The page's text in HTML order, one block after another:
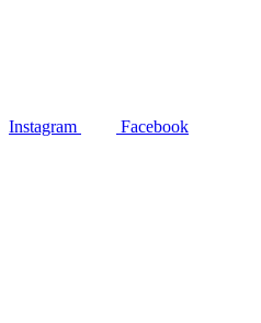
Instagram Facebook